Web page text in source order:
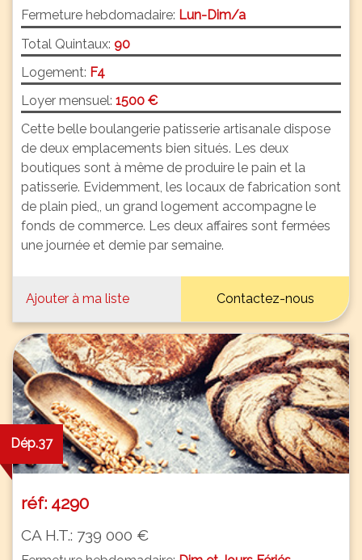
Fermeture hebdomadaire: Lun-Dim/a
Total Quintaux: 90
Logement: F4
Loyer mensuel: 1500 €
Cette belle boulangerie patisserie artisanale dispose
de deux emplacements bien situés. Les deux
boutiques sont à même de produire le pain et la
patisserie. Evidemment, les locaux de fabrication sont
de plain pied,, un grand logement accompagne le
fonds de commerce. Les deux affaires sont fermées
une journée et demie par semaine.
Ajouter à ma liste Contactez-nous
Dép.37
réf: 4290
CA H.T.: 739 000 €